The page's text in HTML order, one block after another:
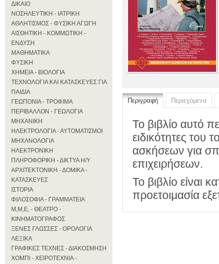
ΔΙΚΑΙΟ
ΝΟΣΗΛΕΥΤΙΚΗ - ΙΑΤΡΙΚΗ
ΑΘΛΗΤΙΣΜΟΣ - ΦΥΣΙΚΗ ΑΓΩΓΗ
ΑΙΣΘΗΤΙΚΗ - ΚΟΜΜΩΤΙΚΗ -
ΕΝΔΥΣΗ
ΜΑΘΗΜΑΤΙΚΑ
ΦΥΣΙΚΗ
ΧΗΜΕΙΑ - ΒΙΟΛΟΓΙΑ
ΤΕΧΝΟΛΟΓΙΑ ΚΑΙ ΚΑΤΑΣΚΕΥΕΣ ΓΙΑ
ΠΑΙΔΙΑ
ΓΕΩΠΟΝΙΑ - ΤΡΟΦΙΜΑ
ΠΕΡΙΒΑΛΛΟΝ - ΓΕΩΛΟΓΙΑ
ΜΗΧΑΝΙΚΗ
ΗΛΕΚΤΡΟΛΟΓΙΑ - ΑΥΤΟΜΑΤΙΣΜΟΙ
ΜΗΧΑΝΟΛΟΓΙΑ
ΗΛΕΚΤΡΟΝΙΚΗ
ΠΛΗΡΟΦΟΡΙΚΗ - ΔΙΚΤΥΑ Η/Υ
ΑΡΧΙΤΕΚΤΟΝΙΚΗ - ΔΟΜΙΚΑ -
ΚΑΤΑΣΚΕΥΕΣ
ΙΣΤΟΡΙΑ
ΦΙΛΟΣΟΦΙΑ - ΓΡΑΜΜΑΤΕΙΑ
Μ,Μ,Ε, - ΘΕΑΤΡΟ -
ΚΙΝΗΜΑΤΟΓΡΑΦΟΣ
ΞΕΝΕΣ ΓΛΩΣΣΕΣ - ΟΡΟΛΟΓΙΑ
ΛΕΞΙΚΑ
ΓΡΑΦΙΚΕΣ ΤΕΧΝΕΣ - ΔΙΑΚΟΣΜΗΣΗ
ΧΟΜΠΙ - ΧΕΙΡΟΤΕΧΝΙΑ -
Περιγραφή Περιεχόμενα
Το βιβλίο αυτό
ειδικότητες του
ασκήσεων για
επιχειρήσεων.
Το βιβλίο είναι
προετοιμασία